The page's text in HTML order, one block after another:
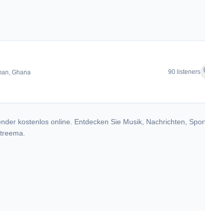
Ghana
90 listeners
kostenlos online. Entdecken Sie Musik, Nachrichten,